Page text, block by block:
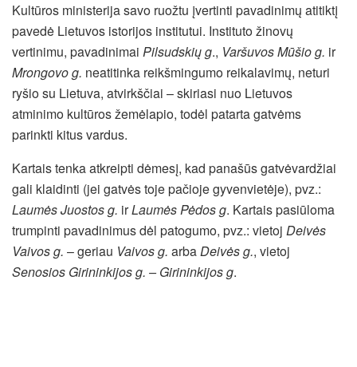
Kultūros ministerija savo ruožtu įvertinti pavadinimų atitiktį
pavedė Lietuvos istorijos institutui. Instituto žinovų
vertinimu, pavadinimai Pilsudskių g., Varšuvos Mūšio g. ir
Mrongovo g. neatitinka reikšmingumo reikalavimų, neturi
ryšio su Lietuva, atvirkščiai – skiriasi nuo Lietuvos
atminimo kultūros žemėlapio, todėl patarta gatvėms
parinkti kitus vardus.
Kartais tenka atkreipti dėmesį, kad panašūs gatvėvardžiai
gali klaidinti (jei gatvės toje pačioje gyvenvietėje), pvz.:
Laumės Juostos g. irLaumės Pėdos g. Kartais pasiūloma
trumpinti pavadinimus dėl patogumo, pvz.: vietoj Deivės
Vaivos g. – geriau Vaivos g. arbaDeivės g., vietoj
Senosios Girininkijos g. – Girininkijos g.